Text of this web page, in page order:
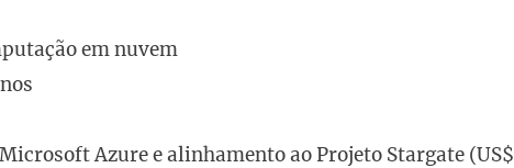
em nuvem
Azure e alinhamento ao Projeto Stargate (US$